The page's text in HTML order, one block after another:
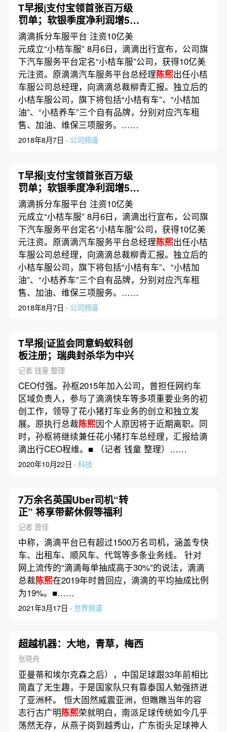
T早报|支付宝领首张百万级
罚单；软银季度净利润增56
倍；欧盟研究统一手机充电
器标准
滴滴拆分车服平台 注资10亿美
元成立“小桔车服” 8月6日，滴滴出行宣布，公司旗
下汽车服务平台定名“小桔车服”公司，获得10亿美
元注资。原滴滴汽车服务平台总经理陈熙出任小桔
车服公司总经理，向滴滴总裁柳青汇报。独立后的
小桔车服公司，旗下将包括“小桔有车”、“小桔加
油”、“小桔养车”三个自有品牌，分别对应汽车租
售、加油、维保三项服务。……
2018年8月7日 · 公司频道
T早报|支付宝领首张百万级
罚单；软银季度净利润增56
倍；欧盟研究统一手机充电
器标准
滴滴拆分车服平台 注资10亿美
元成立“小桔车服” 8月6日，滴滴出行宣布，公司旗
下汽车服务平台定名“小桔车服”公司，获得10亿美
元注资。原滴滴汽车服务平台总经理陈熙出任小桔
车服公司总经理，向滴滴总裁柳青汇报。独立后的
小桔车服公司，旗下将包括“小桔有车”、“小桔加
油”、“小桔养车”三个自有品牌，分别对应汽车租
售、加油、维保三项服务。……
2018年8月7日 · 公司频道
T早报|证监会同意蚂蚁科创
板注册；瑞典封杀华为中兴
记者 钱童 整理
CEO付强。孙枢2015年加入公司，曾担任网约车
区域负责人，参与了滴滴快车等多项重要业务的初
创工作，领导了花小猪打车业务的创立和独立发
展。原执行总裁陈熙因个人原因将于近期离职。同
时，孙枢将继续兼任花小猪打车总经理，汇报给滴
滴出行CEO程维。■ （记者 钱童 整理）……
2020年10月22日 · 科技
7万余名英国Uber司机“转
正” 将享带薪休假等福利
记者 曾佳
中称，滴滴平台已有超过1500万名司机，涵盖专快
车、出租车、顺风车、代驾等多条业务线。 针对
网上流传的“滴滴每单抽成高于30%”的说法，滴滴
总裁陈熙在2019年时曾回应，滴滴的平均抽成比例
为19%。■……
2021年3月17日 · 世界频道
超越机器：大地，青草，梅西
张晓舟
亚曼蒂和埃尔克森之后），中国足球跟33年前相比
简直了无生趣，于是国家队只有靠泰国人勉强挤进
了亚洲杯。 恒大固然威震亚洲，但瞧瞧当年的容
志行古广明陈熙荣就明白，南派足球传统如今几乎
荡然无存，从燕子岗到越秀山，广东街头足球神人